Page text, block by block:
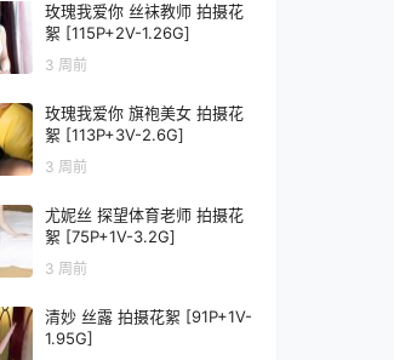
玫瑰我爱你 丝袜教师 拍摄花
絮 [115P+2V-1.26G]
3 周前
玫瑰我爱你 旗袍美女 拍摄花
絮 [113P+3V-2.6G]
3 周前
尤妮丝 探望体育老师 拍摄花
絮 [75P+1V-3.2G]
3 周前
清妙 丝露 拍摄花絮 [91P+1V-
1.95G]